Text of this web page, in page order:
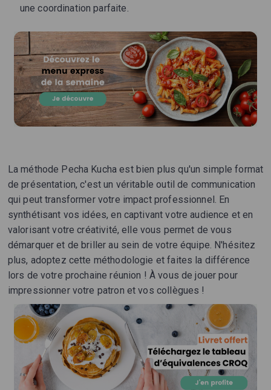
une coordination parfaite.
La méthode Pecha Kucha est bien plus qu'un simple format
de présentation, c'est un véritable outil de communication
qui peut transformer votre impact professionnel. En
synthétisant vos idées, en captivant votre audience et en
valorisant votre créativité, elle vous permet de vous
démarquer et de briller au sein de votre équipe. N'hésitez
plus, adoptez cette méthodologie et faites la différence
lors de votre prochaine réunion ! À vous de jouer pour
impressionner votre patron et vos collègues !